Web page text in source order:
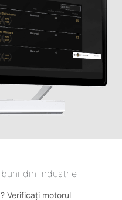
din industrie
Verificați motorul